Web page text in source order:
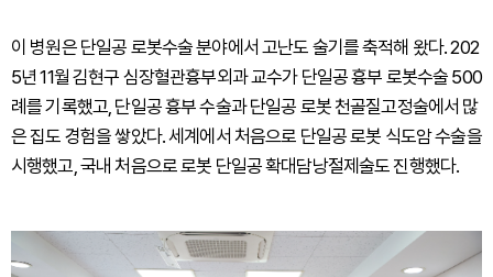
이 병원은 단일공 로봇수술 분야에서 고난도 술기를 축적해 왔다. 202
5년 11월 김현구 심장혈관흉부외과 교수가 단일공 흉부 로봇수술 500
례를 기록했고, 단일공 흉부 수술과 단일공 로봇 천골질고정술에서 많
은 집도 경험을 쌓았다. 세계에서 처음으로 단일공 로봇 식도암 수술을
시행했고, 국내 처음으로 로봇 단일공 확대담낭절제술도 진행했다.